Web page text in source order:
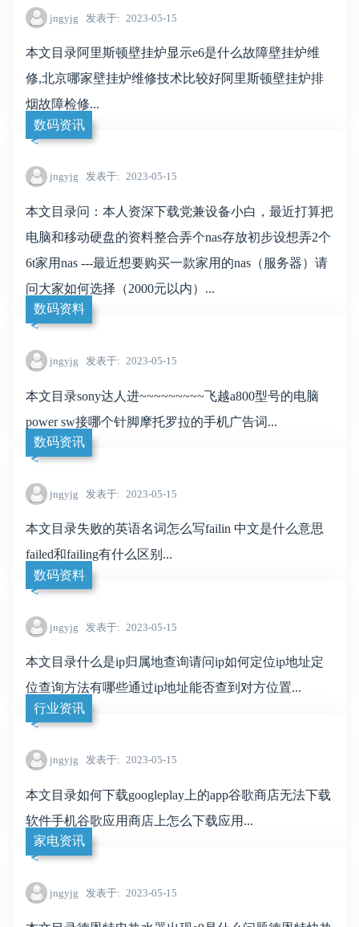
jngyjg 发表于 2023-05-15
本文目录阿里斯顿壁挂炉显示e6是什么故障壁挂炉维
修,北京哪家壁挂炉维修技术比较好阿里斯顿壁挂炉排
烟故障检修...
数码资讯
jngyjg 发表于 2023-05-15
本文目录问：本人资深下载党兼设备小白，最近打算把
电脑和移动硬盘的资料整合弄个nas存放初步设想弄2个
6t家用nas ---最近想要购买一款家用的nas（服务器）请
问大家如何选择（2000元以内）...
数码资料
jngyjg 发表于 2023-05-15
本文目录sony达人进~~~~~~~~~飞越a800型号的电脑
power sw接哪个针脚摩托罗拉的手机广告词...
数码资讯
jngyjg 发表于 2023-05-15
本文目录失败的英语名词怎么写failin 中文是什么意思
failed和failing有什么区别...
数码资料
jngyjg 发表于 2023-05-15
本文目录什么是ip归属地查询请问ip如何定位ip地址定
位查询方法有哪些通过ip地址能否查到对方位置...
行业资讯
jngyjg 发表于 2023-05-15
本文目录如何下载googleplay上的app谷歌商店无法下载
软件手机谷歌应用商店上怎么下载应用...
家电资讯
jngyjg 发表于 2023-05-15